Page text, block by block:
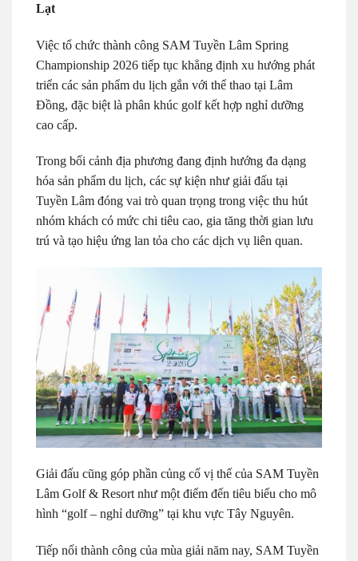
Lạt
Việc tổ chức thành công SAM Tuyền Lâm Spring
Championship 2026 tiếp tục khẳng định xu hướng phát
triển các sản phẩm du lịch gắn với thể thao tại Lâm
Đồng, đặc biệt là phân khúc golf kết hợp nghỉ dưỡng
cao cấp.
Trong bối cảnh địa phương đang định hướng đa dạng
hóa sản phẩm du lịch, các sự kiện như giải đấu tại
Tuyền Lâm đóng vai trò quan trọng trong việc thu hút
nhóm khách có mức chi tiêu cao, gia tăng thời gian lưu
trú và tạo hiệu ứng lan tỏa cho các dịch vụ liên quan.
Giải đấu cũng góp phần củng cố vị thế của SAM Tuyền
Lâm Golf & Resort như một điểm đến tiêu biểu cho mô
hình “golf – nghỉ dưỡng” tại khu vực Tây Nguyên.
Tiếp nối thành công của mùa giải năm nay, SAM Tuyền